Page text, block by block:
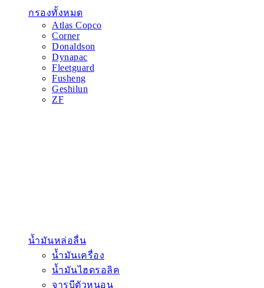
กรองทั้งหมด
Atlas Copco
Corner
Donaldson
Dynapac
Fleetguard
Fusheng
Geshilun
ZF
น้ำมันหล่อลื่น
น้ำมันเครื่อง
น้ำมันไฮดรอลิค
จารบีตัวหนอน